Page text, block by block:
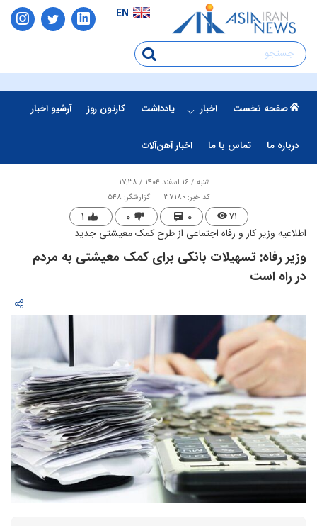
EN
صفحه نخست اخبار یادداشت کارتون روز آرشیو اخبار
درباره ما تماس با ما اخبار آهن‌آلات
شنبه / ۱۶ اسفند ۱۴۰۴ / ۱۷:۳۸
کد خبر: 37180
گزارشگر: 548
۷۱ ۰ ۰ ۱
​اطلاعیه وزیر کار و رفاه اجتماعی از طرح کمک معیشتی جدید
​وزیر رفاه: تسهیلات بانکی برای کمک معیشتی به مردم
در راه است